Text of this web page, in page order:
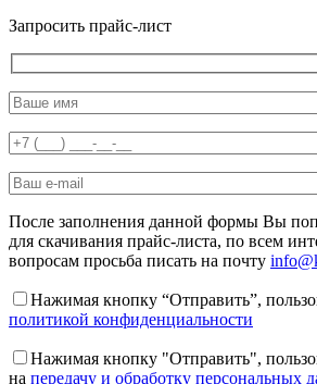
Запросить прайс-лист
После заполнения данной формы Вы
для скачивания прайс-листа, по всем
вопросам просьба писать на почту
Нажимая кнопку “Отправить”,
политикой конфиденциальности
Нажимая кнопку "Отправить",
на передачу и обработку персональных